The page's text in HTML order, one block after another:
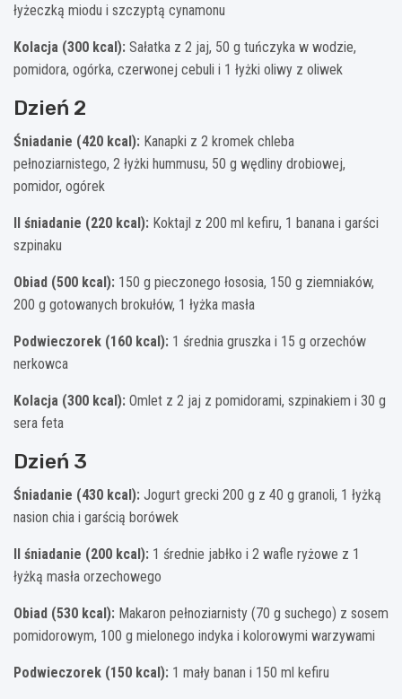
łyżeczką miodu i szczyptą cynamonu
Kolacja (300 kcal): Sałatka z 2 jaj, 50 g tuńczyka w wodzie,
pomidora, ogórka, czerwonej cebuli i 1 łyżki oliwy z oliwek
Dzień 2
Śniadanie (420 kcal): Kanapki z 2 kromek chleba
pełnoziarnistego, 2 łyżki hummusu, 50 g wędliny drobiowej,
pomidor, ogórek
II śniadanie (220 kcal): Koktajl z 200 ml kefiru, 1 banana i garści
szpinaku
Obiad (500 kcal): 150 g pieczonego łososia, 150 g ziemniaków,
200 g gotowanych brokułów, 1 łyżka masła
Podwieczorek (160 kcal): 1 średnia gruszka i 15 g orzechów
nerkowca
Kolacja (300 kcal): Omlet z 2 jaj z pomidorami, szpinakiem i 30 g
sera feta
Dzień 3
Śniadanie (430 kcal): Jogurt grecki 200 g z 40 g granoli, 1 łyżką
nasion chia i garścią borówek
II śniadanie (200 kcal): 1 średnie jabłko i 2 wafle ryżowe z 1
łyżką masła orzechowego
Obiad (530 kcal): Makaron pełnoziarnisty (70 g suchego) z sosem
pomidorowym, 100 g mielonego indyka i kolorowymi warzywami
Podwieczorek (150 kcal): 1 mały banan i 150 ml kefiru